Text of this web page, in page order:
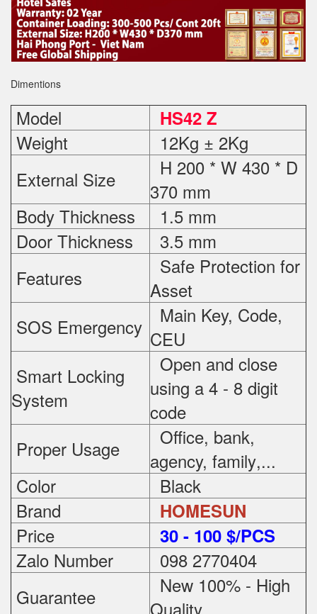
Dimentions
Model HS42 Z
Weight
12Kg ± 2Kg
External Size
H 200 * W 430 * D
370 mm
Body Thickness
1.5 mm
Door Thickness
3.5 mm
Features
Safe Protection for
Asset
SOS Emergency
Main Key, Code,
CEU
Smart Locking
System
Open and close
using a 4 - 8 digit
code
Proper Usage
Office, bank,
agency, family,...
Color
Black
Brand
HOMESUN
Price 30 - 100 $/PCS
Zalo Number
098 2770404
Guarantee
New 100% - High
Quality